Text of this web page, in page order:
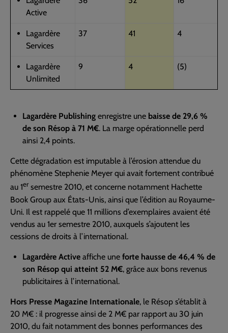
Active
Lagardère
Services
37 41 4
Lagardère
Unlimited
9 4 (5)
Lagardère Publishing enregistre une baisse de 29,6 %
de son Résop à 71 M€. La marge opérationnelle perd
ainsi 2,4 points.
Cette dégradation est imputable à l’érosion attendue du
phénomène Stephenie Meyer qui avait fortement contribué
au 1er semestre 2010, et concerne notamment Hachette
Book Group aux États-Unis, ainsi que l’édition au Royaume-
Uni. Il est rappelé que 11 millions d’exemplaires avaient été
vendus au 1er semestre 2010, auxquels s’ajoutent les
cessions de droits à l’international.
Lagardère Active affiche une forte hausse de 46,4 % de
son Résop qui atteint 52 M€, grâce aux bons revenus
publicitaires à l’international.
Hors Presse Magazine Internationale, le Résop s’établit à
20 M€ : il progresse ainsi de 2 M€ par rapport au 30 juin
2010, du fait notamment des bonnes performances des